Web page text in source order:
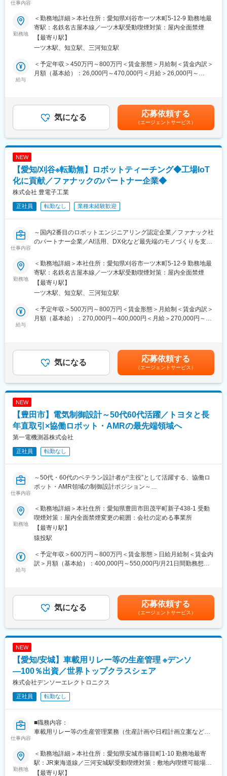
アルミ合金系の鋳造ロボットシステム世界シェア70％！ほぼ全て
の自動車・二輪車メーカーを支えています。
また、同社は2004年3月愛知県知事から『愛知ブランド企業』に
認定され、産業ロボットシステムを主に開発から設計、製造まで
をトータルでサポートするトータルシステムエンジニアリングメ
ーカーです。
近年ではIot推進のスマート工場の生産ラインビルダーとして認知
されています。
仕事内容
■職務概要：
各種パワーエレクトロニクス（高周波電源及び各種電源）の開発
業務及び、各種熱源を用いた加熱要素開発における業務を担当い
ただきます。
■働く環境について：
転勤は本人が望まない限りございません。そのため、同社の社員
は持ち家を購入する方が多いです。
ざいます。
■中途社員の声：
く公平に評価されます。
■当社の魅力：
日本産業用ロボット工業会から国内2番目にロボットのエンジニア
リング企業として認定企業です。
トシステムを、各ユーザー使用にカスタマイズし、納入していま
す。
の自動車・二輪車メーカーを支えています。
また、同社は2004年3月愛知県知事から『愛知ブランド企業』に
認定され、産業ロボットシステムを主に開発から設計、製造まで
をトータルでサポートするトータルシステムエンジニアリングメ
ーカーです。
2012年2月にトヨタグローバル仕入先総会において、技術開発賞
勤務地
＜勤務地詳細＞本社住所：愛知県刈谷市一ツ木町5-12-9 勤務地最
寄駅：名鉄名古屋本線／一ツ木駅受動喫煙対策：屋内全面禁煙
【最寄り駅】
一ツ木駅、知立駅、三河知立駅
給与
＜予定年収＞450万円～800万円＜賃金形態＞月給制＜賃金内訳＞
月額（基本給）：26,000円～470,000円＜月給＞26,000円～
気になる 応募依頼する
（エージェントサービス）
NEW
【愛知/刈谷※転勤無】ロボットティーチング◆工場IoT
化に貢献／ファナックのパートナー企業◆
株式会社 豊電子工業
正社員 転勤なし 業種未経験歓迎
仕事内容
～国内2番目のロボットエンジニアリング認定企業／ファナック社
のパートナー企業／AI活用、DX化など最先端のモノづくりを支え
■職務概要：
ロボットシステムではアルミダイキャスト分野で国内、国外でシ
ェア80％を誇る当社にて、産業用ロボットのロボットティーチン
グをお任せいたします。
自動車関連FA事業の国内外ともに売り上げ急拡大に伴う増員採用
です。
■業務詳細：
転・調整業務をご担当いただきます。
・出張は1週間程度のものから、2週間程度のものもあります。基
本的に突発的な対応よりは、製品納入時の調整がメインなので腰
りますが、達成感も大きいです。失敗や試行錯誤も繰り返し、現
場で上手く稼働した時の感動はひとしおです。
・他業界出身の中途社員も多く、新卒社員と比べて昇格に差はな
く公平に評価されます。
リング企業として認定企業です。
トヨタ、日産、ホンダ等、自動車メーカー各社のほとんどがファ
トシステムを、各ユーザー使用にカスタマイズし、納入していま
す。
アルミ合金系の鋳造ロボットシステム世界シェア70％！ほぼ全て
の自動車・二輪車メーカーを支えています。
また、同社は2004年3月愛知県知事から『愛知ブランド企業』に
認定され、産業ロボットシステムを主に開発から設計、製造まで
を受賞し、今後は、技術力を高め世界No.1のシステムエンジニア
リングメーカーを目指しています。
近年ではIot推進のスマート工場の生産ラインビルダーとして認知
勤務地
＜勤務地詳細＞本社住所：愛知県刈谷市一ツ木町5-12-9 勤務地最
寄駅：名鉄名古屋本線／一ツ木駅受動喫煙対策：屋内全面禁煙
【最寄り駅】
一ツ木駅、知立駅、三河知立駅
給与
＜予定年収＞500万円～800万円＜賃金形態＞月給制＜賃金内訳＞
月額（基本給）：270,000円～400,000円＜月給＞270,000円～
であり、選考を通じて上下する可能性があります。月給(月額)は固
定手当を含めた表記です。
気になる 応募依頼する
（エージェントサービス）
NEW
【豊田市】電気制御設計～50代60代活躍／トヨタと長
年直取引×協働ロボット・AMRの最先端領域へ
第一電機測器株式会社
正社員 転勤なし
仕事内容
～50代・60代のベテラン設計者が“主役”として活躍する、協働ロ
ボット・AMR領域の制御設計ポジション～
による安定基盤の中、今までのご経験を発揮できる～
■採用背景：
当社は分電盤・制御盤、検査装置、生産指示システムを自社一貫
体制で開発し、トヨタ自動車を中心に“現場の困りごと”を解決して
きました。DX需要の高まりと協働ロボット・AMR案件の増加に伴
い、設備×情報×通信をつなぐソリューション型案件が急増。その
ため、顧客打合せから立上げまで一気通貫で担える電気制御エン
■組織構成：
技術部・制御チームは4名（20代・30代・50代・60代）で構成。
若手は外部出向を通じて技術を習得中、ベテランの経験がしっか
■ミッション：
協働ロボット／AMR、生産指示・検査システム、制御盤を制御・
通信でつなぎ、段替え短縮・品質安定・トレーサビリティ強化を
実現する“動く仕組み”を設計・実装すること。
客と共に一気通貫で推進
PLC／HMI設計、ロボット・サーボ・電動シリンダ等の通信設
制御盤・配電の回路設計、盤レイアウト、I/O割付、試験・デバッ
グ
生産指示／トレーサ／検査装置とのI/F設計、現地ティーチング～
勤務地
＜勤務地詳細＞本社住所：愛知県豊田市田茂平町新子438-1 受動
喫煙対策：屋内全面禁煙変更の範囲：会社の定める事業所
【最寄り駅】
猿投駅
給与
＜予定年収＞600万円～800万円＜賃金形態＞日給月給制＜賃金内
訳＞月額（基本給）：400,000円～550,000円/月21日間勤務想定
じて上下する可能性があります。月給(月額)は固定手当を含めた表
記です。気になる 応募依頼する
（エージェントサービス）
NEW
【愛知/安城】車載用リレー等の生産管理 ※デンソ
―100％出資／世界トップクラスシェア
株式会社デンソーエレクトロニクス
正社員 転勤なし
仕事内容
■職務内容：
車載用リレー等の生産管理業務（生産計画や日程計画立案など）
（1）生産計画立案、部品手配(得意先受注に基づく計画立案、仕
入先への部品手配計画の作成)
（2）新製品、設計変更、打切り管理
勤務地
＜勤務地詳細＞本社住所：愛知県安城市篠目町1-10 勤務地最寄
駅：JR東海道線／三河安城駅受動喫煙対策：敷地内喫煙可能場所
あり変更の範囲：会社の定める事業所
【最寄り駅】